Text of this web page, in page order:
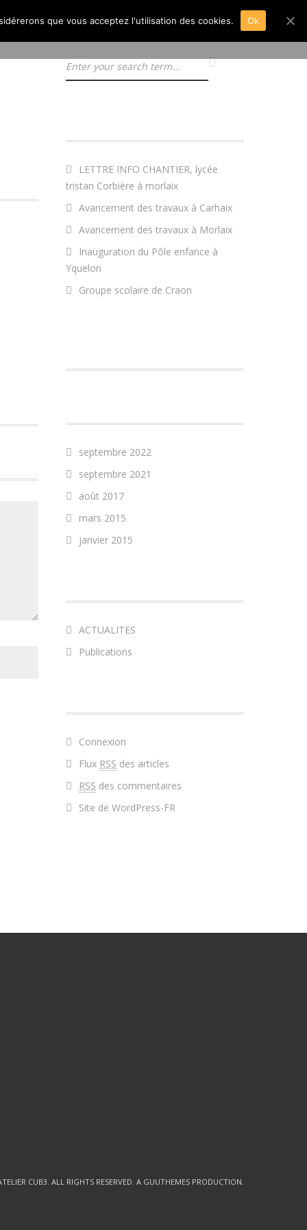
LETTRE INFO CHANTIER, lycée
tristan Corbière à morlaix
Avancement des travaux à Carhaix
Avancement des travaux à Morlaix
Inauguration du Pôle enfance à
Yquelon
Groupe scolaire de Craon
septembre 2022
septembre 2021
août 2017
mars 2015
janvier 2015
ACTUALITES
Publications
Connexion
Flux RSS des articles
RSS des commentaires
Site de WordPress-FR
CUB3. ALL RIGHTS RESERVED. A GUUTHEMES PRODUCTION.
que vous acceptez l'utilisation des cookies. Ok